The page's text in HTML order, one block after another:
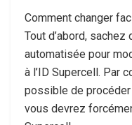
Comment changer
Tout d’abord, sachez
automatisée pour
à l’ID Supercell. Par
possible de
vous devrez